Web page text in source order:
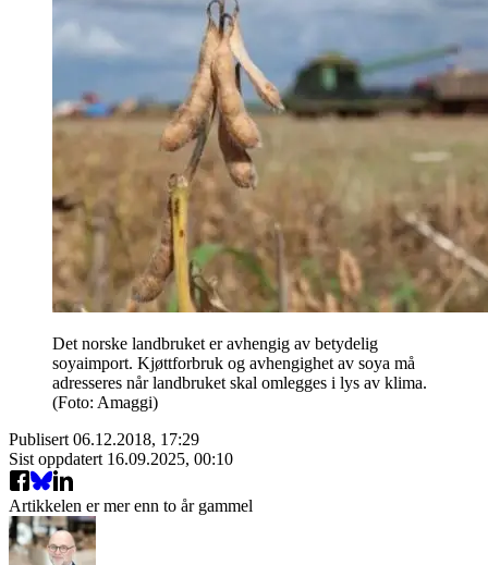
Det norske landbruket er avhengig av betydelig
soyaimport. Kjøttforbruk og avhengighet av soya må
adresseres når landbruket skal omlegges i lys av klima.
(Foto: Amaggi)
Publisert 06.12.2018, 17:29
Sist oppdatert 16.09.2025, 00:10
Artikkelen er mer enn to år gammel